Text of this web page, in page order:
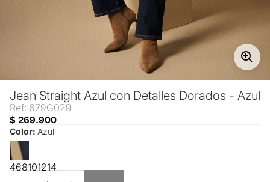
Jean Straight Azul con Detalles Dorados - Azul
Ref: 679G029
$ 269.900
Color: Azul
468101214